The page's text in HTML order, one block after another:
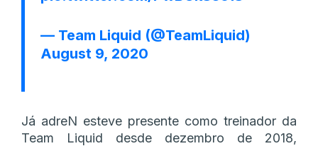
— Team Liquid (@TeamLiquid)
August 9, 2020
Já adreN esteve presente como treinador da
Team Liquid desde dezembro de 2018,